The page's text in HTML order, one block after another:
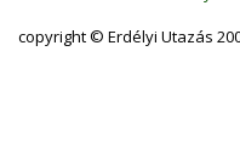
copyright © Erdélyi Utazás